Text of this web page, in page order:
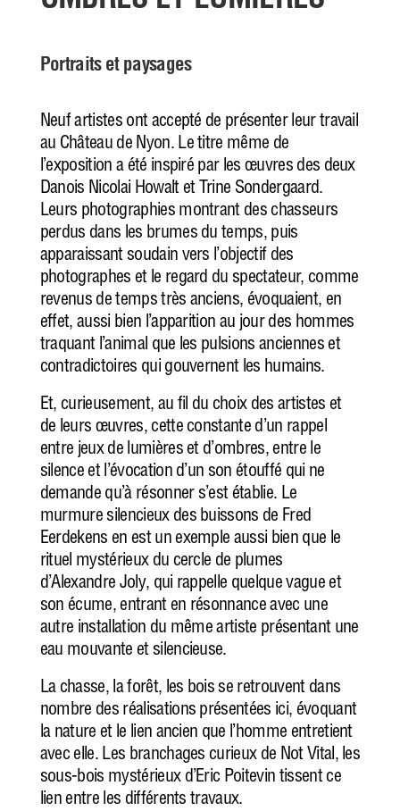
Portraits et paysages
Neuf artistes ont accepté de présenter leur travail
au Château de Nyon. Le titre même de
l’exposition a été inspiré par les œuvres des deux
Danois Nicolai Howalt et Trine Sondergaard.
Leurs photographies montrant des chasseurs
perdus dans les brumes du temps, puis
apparaissant soudain vers l’objectif des
photographes et le regard du spectateur, comme
revenus de temps très anciens, évoquaient, en
effet, aussi bien l’apparition au jour des hommes
traquant l’animal que les pulsions anciennes et
contradictoires qui gouvernent les humains.
Et, curieusement, au fil du choix des artistes et
de leurs œuvres, cette constante d’un rappel
entre jeux de lumières et d’ombres, entre le
silence et l’évocation d’un son étouffé qui ne
demande qu’à résonner s’est établie. Le
murmure silencieux des buissons de Fred
Eerdekens en est un exemple aussi bien que le
rituel mystérieux du cercle de plumes
d’Alexandre Joly, qui rappelle quelque vague et
son écume, entrant en résonnance avec une
autre installation du même artiste présentant une
eau mouvante et silencieuse.
La chasse, la forêt, les bois se retrouvent dans
nombre des réalisations présentées ici, évoquant
la nature et le lien ancien que l’homme entretient
avec elle. Les branchages curieux de Not Vital, les
sous-bois mystérieux d’Eric Poitevin tissent ce
lien entre les différents travaux.